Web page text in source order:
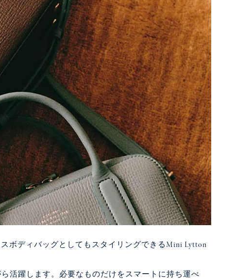
ボディバッグとしてもスタイリングできるMini Lytton
活躍します。必要なものだけをスマートに持ち運べ